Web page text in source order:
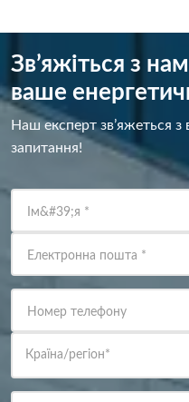
Зв’яжіться з
ваше
Наш експерт зв’яжеться
запитання!
Ім&#39;я *
Електронна пошта *
Номер телефону
Країна/регіон*